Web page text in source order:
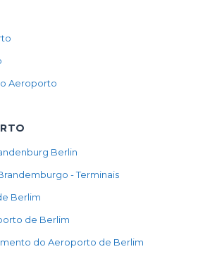
Aeroporto
Berlin
- Terminais
Berlim
de Berlim
do Aeroporto de Berlim